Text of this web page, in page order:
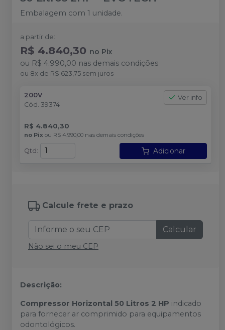
Embalagem com 1 unidade.
a partir de:
R$ 4.840,30 no Pix
ou R$ 4.990,00 nas demais condições
ou 8x de R$ 623,75 sem juros
200V
Cód. 39374
Ver info
R$ 4.840,30
no Pix ou R$ 4.990,00 nas demais condições
Qtd : Adicionar
Calcule frete e prazo
Calcular
Não sei o meu CEP
Descrição:
Compressor Horizontal 50 Litros 2 HP indicado
para fornecer ar comprimido para equipamentos
odontológicos.